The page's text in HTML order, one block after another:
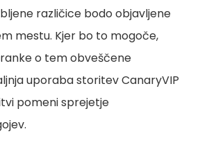
različice bodo objavljene
mestu. Kjer bo to mogoče,
o tem obveščene
uporaba storitev CanaryVIP
pomeni sprejetje